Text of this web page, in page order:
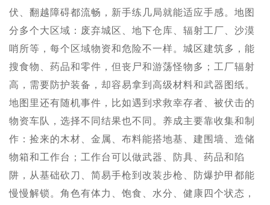
伏、翻越障碍都流畅，新手练几局就能适应手感。地图
分多个大区域：废弃城区、地下仓库、辐射工厂、沙漠
哨所等，每个区域物资和危险不一样。城区建筑多，能
搜食物、药品和零件，但丧尸和游荡怪物多；工厂辐射
高，需要防护装备，却容易拿到高级材料和武器图纸。
地图里还有随机事件，比如遇到求救幸存者、被伏击的
物资车队，选择不同结果也不同。养成主要靠收集和制
作：捡来的木材、金属、布料能搭地基、建围墙、造储
物箱和工作台；工作台可以做武器、防具、药品和陷
阱，从基础砍刀、简易手枪到改装步枪、防爆护甲都能
慢慢解锁。角色有体力、饱食、水分、健康四个状态，